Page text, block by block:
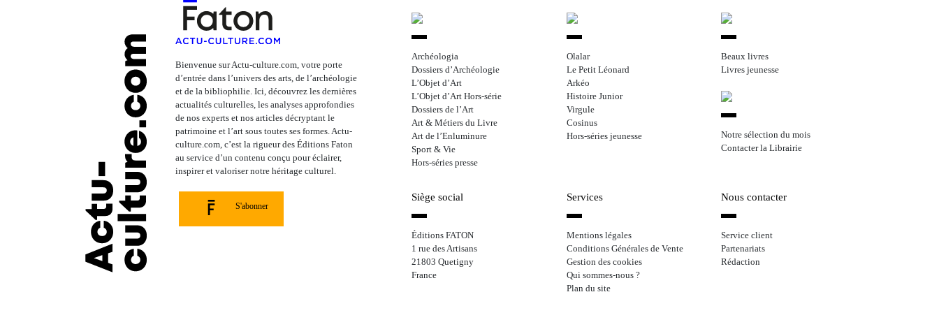
Bienvenue sur Actu-culture.com, votre porte
d’entrée dans l’univers des arts, de l’archéologie
et de la bibliophilie. Ici, découvrez les dernières
actualités culturelles, les analyses approfondies
de nos experts et nos articles décryptant le
patrimoine et l’art sous toutes ses formes. Actu-
culture.com, c’est la rigueur des Éditions Faton
au service d’un contenu conçu pour éclairer,
inspirer et valoriser notre héritage culturel.
S'abonner
Archéologia
Dossiers d’Archéologie
L’Objet d’Art
L’Objet d’Art Hors-série
Dossiers de l’Art
Art & Métiers du Livre
Art de l’Enluminure
Sport & Vie
Hors-séries presse
Olalar
Le Petit Léonard
Arkéo
Histoire Junior
Virgule
Cosinus
Hors-séries jeunesse
Beaux livres
Livres jeunesse
Notre sélection du mois
Contacter la Librairie
Siège social
Éditions FATON
1 rue des Artisans
21803 Quetigny
France
Services
Mentions légales
Conditions Générales de Vente
Gestion des cookies
Qui sommes-nous ?
Plan du site
Nous contacter
Service client
Partenariats
Rédaction